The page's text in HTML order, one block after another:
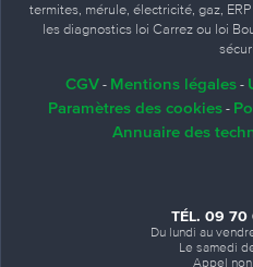
termites, mérule, électricité, gaz,
les diagnostics loi Carrez ou loi
CGV - Mentions légales -
Paramètres des cookies -
Annuaire des
TÉL. 09
Du lundi au
Le samedi
Appel